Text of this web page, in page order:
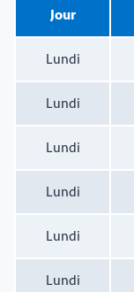
Jour
Lundi
Lundi
Lundi
Lundi
Lundi
Lundi